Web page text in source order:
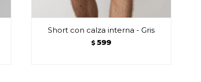
Short con calza interna - Gris
$ 599